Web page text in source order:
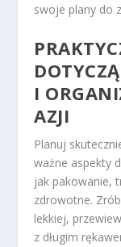
swoje plany do
I
AZJI
Planuj
ważne aspekty
jak pakowanie,
zdrowotne.
lekkiej,
z długim